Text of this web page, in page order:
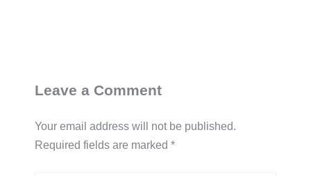
Leave a Comment
Your email address will not be published.
Required fields are marked *